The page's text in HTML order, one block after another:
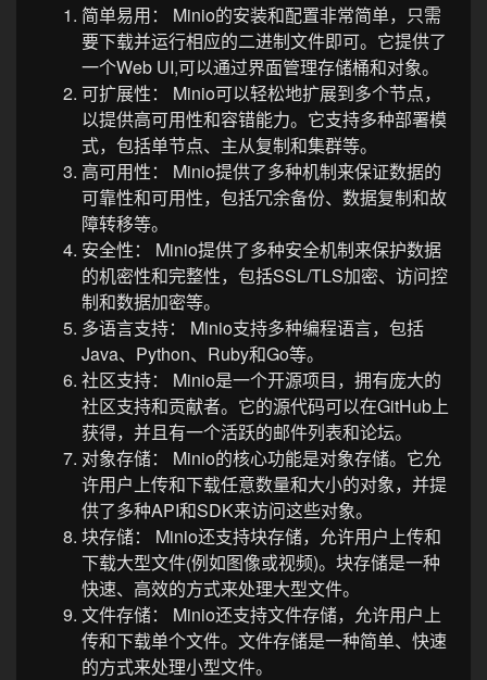
简单易用： Minio的安装和配置非常简单，只需
要下载并运行相应的二进制文件即可。它提供了
一个Web UI,可以通过界面管理存储桶和对象。
可扩展性： Minio可以轻松地扩展到多个节点，
以提供高可用性和容错能力。它支持多种部署模
式，包括单节点、主从复制和集群等。
高可用性： Minio提供了多种机制来保证数据的
可靠性和可用性，包括冗余备份、数据复制和故
障转移等。
安全性： Minio提供了多种安全机制来保护数据
的机密性和完整性，包括SSL/TLS加密、访问控
制和数据加密等。
多语言支持： Minio支持多种编程语言，包括
Java、Python、Ruby和Go等。
社区支持： Minio是一个开源项目，拥有庞大的
社区支持和贡献者。它的源代码可以在GitHub上
获得，并且有一个活跃的邮件列表和论坛。
对象存储： Minio的核心功能是对象存储。它允
许用户上传和下载任意数量和大小的对象，并提
供了多种API和SDK来访问这些对象。
块存储： Minio还支持块存储，允许用户上传和
下载大型文件(例如图像或视频)。块存储是一种
快速、高效的方式来处理大型文件。
文件存储： Minio还支持文件存储，允许用户上
传和下载单个文件。文件存储是一种简单、快速
的方式来处理小型文件。